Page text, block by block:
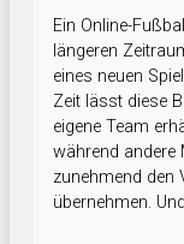
Ein Online-
längeren
eines neuen
Zeit lässt diese
eigene Team
während andere
zunehmend den
übernehmen.